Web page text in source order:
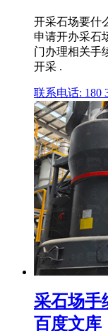
开采石场要什
申请开办采石
门办理相关手
开采 .
联系电话: 180
采石场手
百度文库